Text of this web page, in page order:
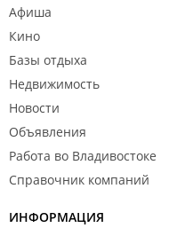
Афиша
Кино
Базы отдыха
Недвижимость
Новости
Объявления
Работа во Владивостоке
Справочник компаний
ИНФОРМАЦИЯ